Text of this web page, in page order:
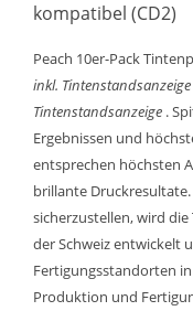
kompatibel (CD2)
Peach 10er-Pack
inkl. Tintenstandsanzeige
Tintenstandsanzeige .
Ergebnissen und
entsprechen höchsten
brillante
sicherzustellen, wird
der Schweiz entwickelt
Fertigungsstandorten
Produktion und